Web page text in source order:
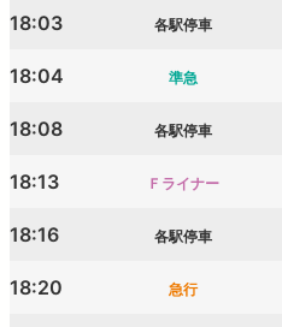
18:03 各駅停車
18:04 準急
18:08 各駅停車
18:13 Ｆライナー
18:16 各駅停車
18:20 急行